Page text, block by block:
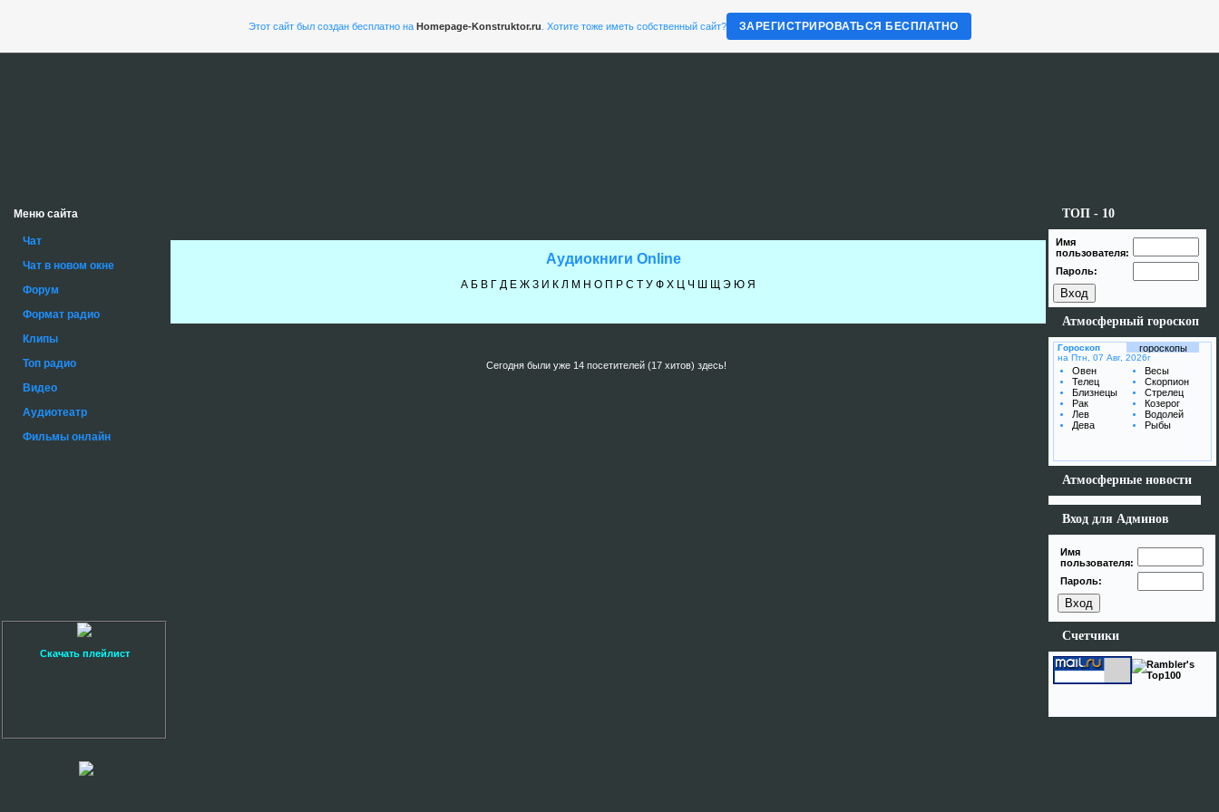
Меню сайта
Чат
Чат в новом окне
Форум
Формат радио
Клипы
Топ радио
Видео
Аудиотеатр
Фильмы онлайн
Аудиокниги Online
А Б В Г Д Е Ж З И К Л М Н О П Р С Т У Ф Х Ц Ч Ш Щ Э Ю Я
Сегодня были уже 14 посетителей (17 хитов) здесь!
Скачать плейлист
ТОП - 10
Имя
пользователя:
Пароль:
Атмосферный гороскоп
Гороскоп
на Птн, 07 Авг, 2026г
Овен
Телец
Близнецы
Рак
Лев
Дева
Весы
Скорпион
Стрелец
Козерог
Водолей
Рыбы
гороскопы
Атмосферные новости
Вход для Админов
Имя
пользователя:
Пароль:
Счетчики
Этот сайт был создан бесплатно на Homepage-Konstruktor.ru . Хотите тоже иметь собственный сайт? ЗАРЕГИСТРИРОВАТЬСЯ БЕСПЛАТНО